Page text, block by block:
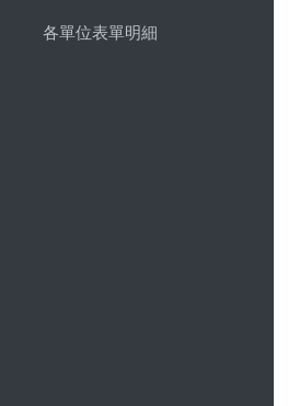
各單位表單明細